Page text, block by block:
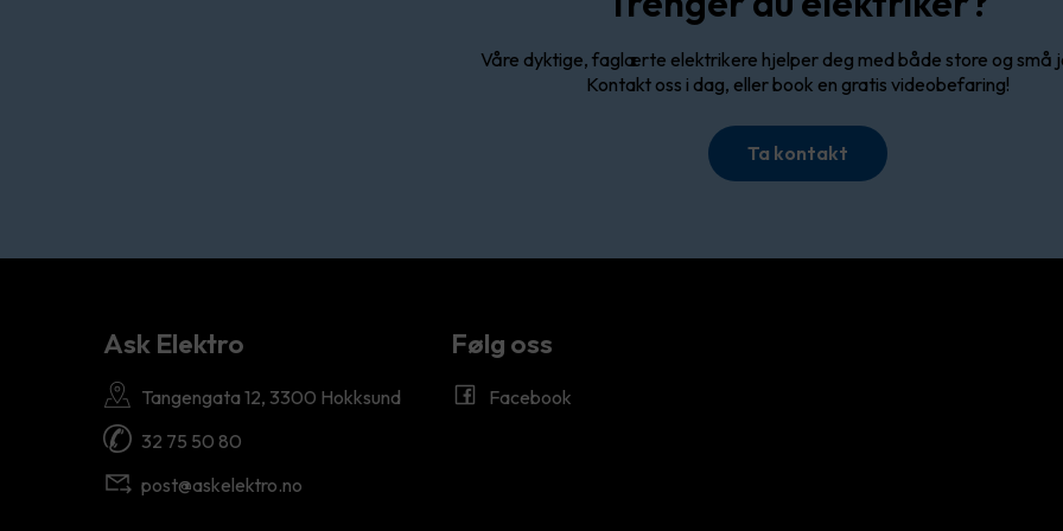
Våre dyktige, faglærte elektrikere hjelper deg med både store og små
Kontakt oss i dag, eller book en gratis videobefaring!
Ta kontakt
Ask Elektro
Tangengata 12, 3300 Hokksund
32 75 50 80
post@askelektro.no
Følg oss
Facebook